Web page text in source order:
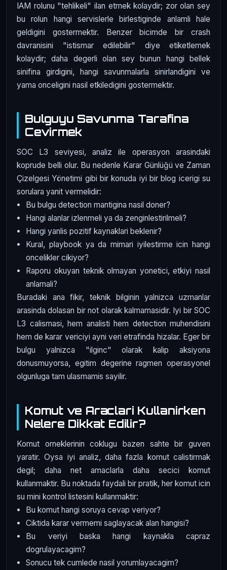
IAM rolunu "tehlikeli" ilan etmek kolaydir; zor olan sey
bu rolun hangi servislerle birlestiginde anlamli hale
geldigini gostermektir. Benzer bicimde bir crash
davranisini "istismar edilebilir" diye etiketlemek
kolaydir; daha degerli olan sey bunun hangi bellek
sinifina girdigini, hangi savunmalarla sinirlandigini ve
yama onceligini nasil etkiledigini gostermektir.
Bulguyu Savunma Tarafina
Cevirmek
SOC L3 seviyesi, analiz ile operasyon arasindaki
koprude belli olur. Bu nedenle Karar Günlüğü ve Zaman
Çizelgesi Yönetimi gibi bir konuda iyi bir blog icerigi su
sorulara yanit vermelidir:
Bu bulgu detection mantigina nasil doner?
Hangi alanlar izlenmeli ya da zenginlestirilmeli?
Hangi yanlis pozitif kaynaklari beklenir?
Kural, playbook ya da mimari iyilestirme icin hangi
oncelikler cikiyor?
Raporu okuyan teknik olmayan yonetici, etkiyi nasil
anlamali?
Buradaki ana fikir, teknik bilginin yalnizca uzmanlar
arasinda dolasan bir not olarak kalmamasidir. Iyi bir SOC
L3 calismasi, hem analisti hem detection muhendisini
hem de karar vericiyi ayni veri etrafinda hizalar. Eger bir
bulgu yalnizca "ilginc" olarak kalip aksiyona
donusmuyorsa, egitim degerine ragmen operasyonel
olgunluga tam ulasmamis sayilir.
Komut ve Araclari Kullanirken
Nelere Dikkat Edilir?
Komut orneklerinin coklugu bazen sahte bir guven
yaratir. Oysa iyi analiz, daha fazla komut calistirmak
degil; daha net amaclarla daha secici komut
kullanmaktir. Bu noktada faydali bir pratik, her komut icin
su mini kontrol listesini kullanmaktir:
Bu komut hangi soruya cevap veriyor?
Ciktida karar vermemi saglayacak alan hangisi?
Bu veriyi baska hangi kaynakla capraz
dogrulayacagim?
Sonucu tek cumlede nasil yorumlayacagim?